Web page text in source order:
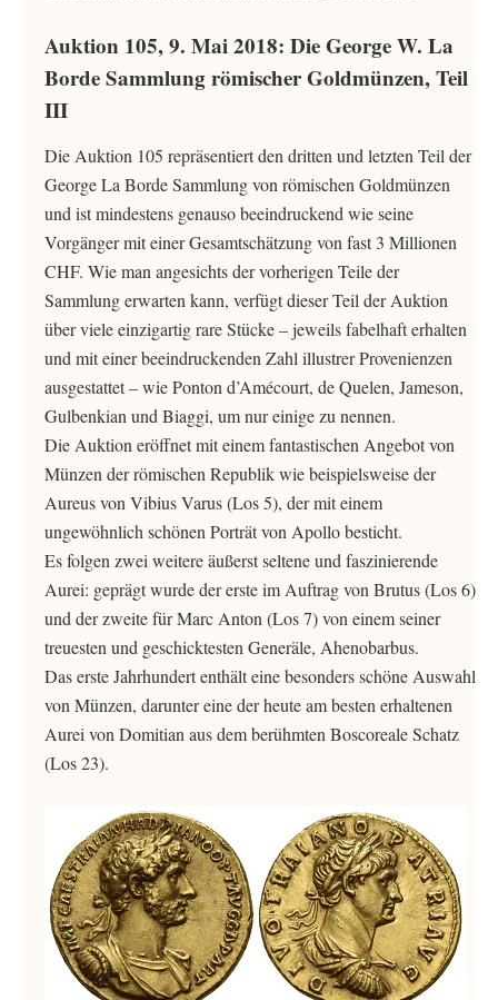
Auktion 105, 9. Mai 2018: Die George W. La
Borde Sammlung römischer Goldmünzen, Teil
III
Die Auktion 105 repräsentiert den dritten und letzten Teil der
George La Borde Sammlung von römischen Goldmünzen
und ist mindestens genauso beeindruckend wie seine
Vorgänger mit einer Gesamtschätzung von fast 3 Millionen
CHF. Wie man angesichts der vorherigen Teile der
Sammlung erwarten kann, verfügt dieser Teil der Auktion
über viele einzigartig rare Stücke – jeweils fabelhaft erhalten
und mit einer beeindruckenden Zahl illustrer Provenienzen
ausgestattet – wie Ponton d’Amécourt, de Quelen, Jameson,
Gulbenkian und Biaggi, um nur einige zu nennen.
Die Auktion eröffnet mit einem fantastischen Angebot von
Münzen der römischen Republik wie beispielsweise der
Aureus von Vibius Varus (Los 5), der mit einem
ungewöhnlich schönen Porträt von Apollo besticht.
Es folgen zwei weitere äußerst seltene und faszinierende
Aurei: geprägt wurde der erste im Auftrag von Brutus (Los 6)
und der zweite für Marc Anton (Los 7) von einem seiner
treuesten und geschicktesten Generäle, Ahenobarbus.
Das erste Jahrhundert enthält eine besonders schöne Auswahl
von Münzen, darunter eine der heute am besten erhaltenen
Aurei von Domitian aus dem berühmten Boscoreale Schatz
(Los 23).